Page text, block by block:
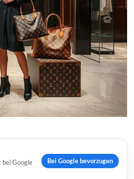
Google
Bei Google bevorzugen